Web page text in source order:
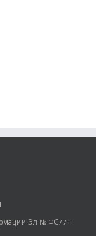
Эл № ФС77-